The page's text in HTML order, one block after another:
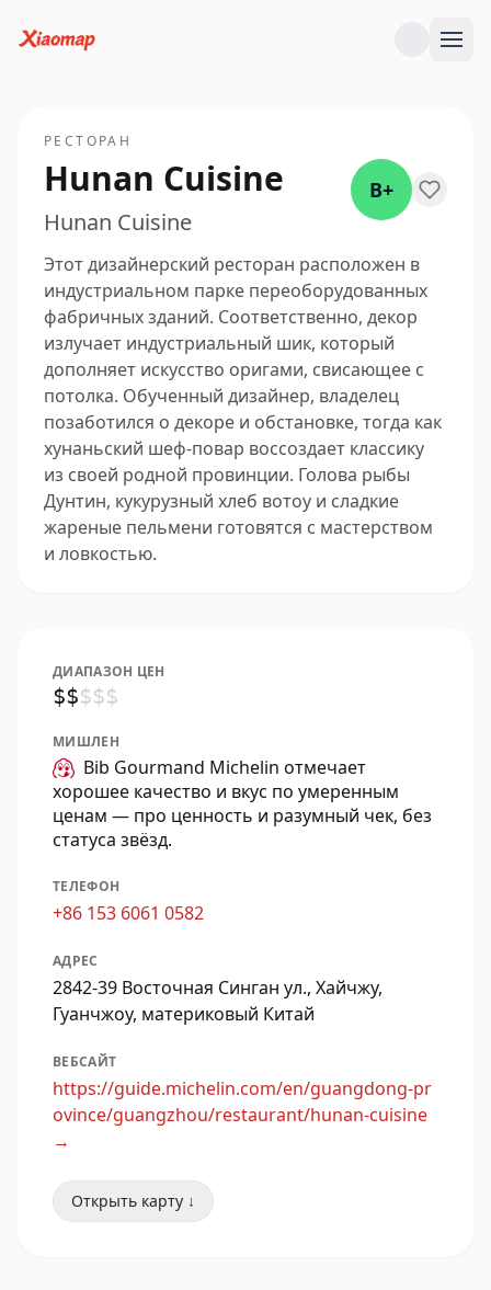
РЕСТОРАН
Hunan Cuisine
Hunan Cuisine
B+
Этот дизайнерский ресторан расположен в
индустриальном парке переоборудованных
фабричных зданий. Соответственно, декор
излучает индустриальный шик, который
дополняет искусство оригами, свисающее с
потолка. Обученный дизайнер, владелец
позаботился о декоре и обстановке, тогда как
хунаньский шеф-повар воссоздает классику
из своей родной провинции. Голова рыбы
Дунтин, кукурузный хлеб вотоу и сладкие
жареные пельмени готовятся с мастерством
и ловкостью.
ДИАПАЗОН ЦЕН
$$$$$
МИШЛЕН
Bib Gourmand Michelin отмечает
хорошее качество и вкус по умеренным
ценам — про ценность и разумный чек, без
статуса звёзд.
ТЕЛЕФОН
+86 153 6061 0582
АДРЕС
2842-39 Восточная Синган ул., Хайчжу,
Гуанчжоу, материковый Китай
ВЕБСАЙТ
https://guide.michelin.com/en/guangdong-pr
ovince/guangzhou/restaurant/hunan-cuisine
→
Открыть карту ↓